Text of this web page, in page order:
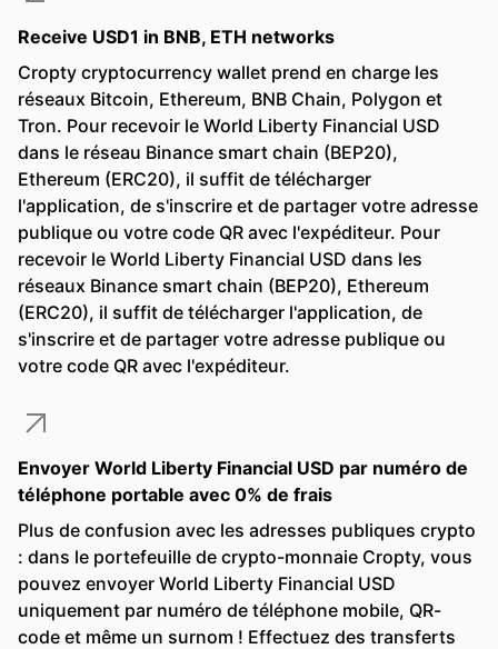
Receive USD1 in BNB, ETH networks
Cropty cryptocurrency wallet prend en charge les
réseaux Bitcoin, Ethereum, BNB Chain, Polygon et
Tron. Pour recevoir le World Liberty Financial USD
dans le réseau Binance smart chain (BEP20),
Ethereum (ERC20), il suffit de télécharger
l'application, de s'inscrire et de partager votre adresse
publique ou votre code QR avec l'expéditeur. Pour
recevoir le World Liberty Financial USD dans les
réseaux Binance smart chain (BEP20), Ethereum
(ERC20), il suffit de télécharger l'application, de
s'inscrire et de partager votre adresse publique ou
votre code QR avec l'expéditeur.
Envoyer World Liberty Financial USD par numéro de
téléphone portable avec 0% de frais
Plus de confusion avec les adresses publiques crypto
: dans le portefeuille de crypto-monnaie Cropty, vous
pouvez envoyer World Liberty Financial USD
uniquement par numéro de téléphone mobile, QR-
code et même un surnom ! Effectuez des transferts